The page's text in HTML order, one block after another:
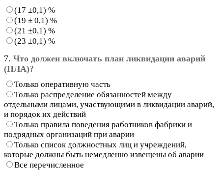
(17 ±0,1) %
(19 ± 0,1) %
(21 ±0,1) %
(23 ±0,1) %
7. Что должен включать план ликвидации аварий
(ПЛА)?
Только оперативную часть
Только распределение обязанностей между
отдельными лицами, участвующими в ликвидации аварий,
и порядок их действий
Только правила поведения работников фабрики и
подрядных организаций при аварии
Только список должностных лиц и учреждений,
которые должны быть немедленно извещены об аварии
Все перечисленное